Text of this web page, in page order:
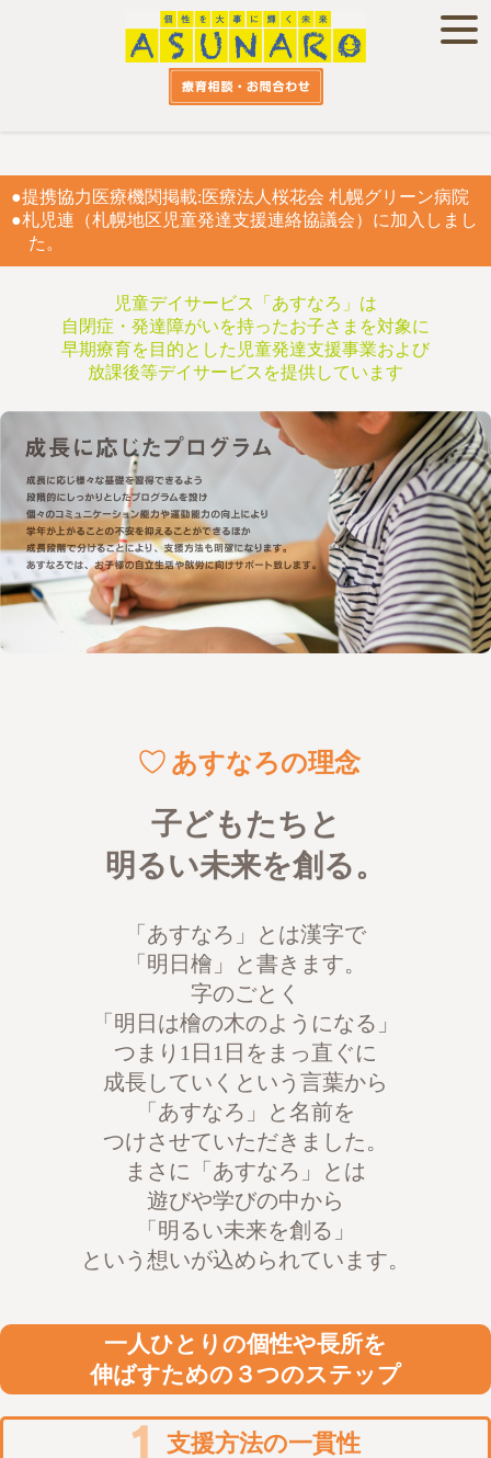
●提携協力医療機関掲載:医療法人桜花会 札幌グリーン病院
●札児連（札幌地区児童発達支援連絡協議会）に加入しまし
た。
児童デイサービス「あすなろ」は
自閉症・発達障がいを持ったお子さまを対象に
早期療育を目的とした児童発達支援事業および
放課後等デイサービスを提供しています
あすなろの理念
子どもたちと
明るい未来を創る。
「あすなろ」とは漢字で
「明日檜」と書きます。
字のごとく
「明日は檜の木のようになる」
つまり1日1日をまっ直ぐに
成長していくという言葉から
「あすなろ」と名前を
つけさせていただきました。
まさに「あすなろ」とは
遊びや学びの中から
「明るい未来を創る」
という想いが込められています。
一人ひとりの個性や長所を
伸ばすための３つのステップ
支援方法の一貫性